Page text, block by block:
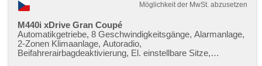
Möglichkeit der MwSt. abzusetzen
M440i xDrive Gran Coupé
Automatikgetriebe, 8 Geschwindigkeitsgänge, Alarmanlage,
2-Zonen Klimaanlage, Autoradio,
Beifahrerairbagdeaktivierung, El. einstellbare Sitze,